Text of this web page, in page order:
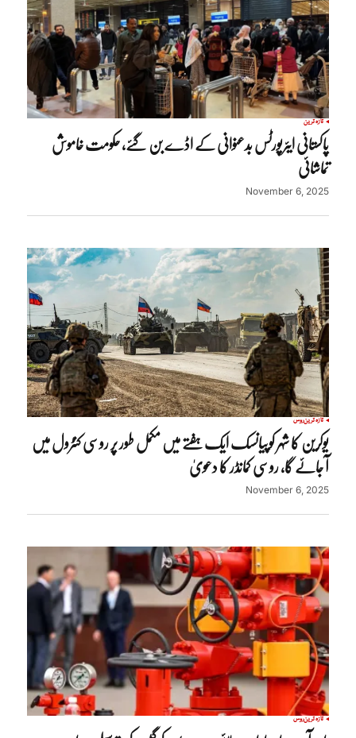
تازہ ترین
پاکستانی ایئرپورٹس بدعنوانی کے اڈے بن گئے، حکومت خاموش
تماشائی
November 6, 2025
تازہ ترینروس
یوکرین کا شہر کوپیانسک ایک ہفتے میں مکمل طور پر روسی کنٹرول میں
آ جائے گا، روسی کمانڈر کا دعویٰ
November 6, 2025
تازہ ترینروس